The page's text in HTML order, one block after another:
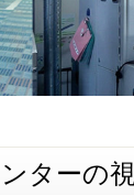
ターの